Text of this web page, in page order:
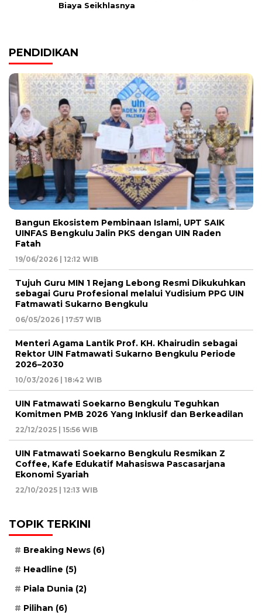
Biaya Seikhlasnya
PENDIDIKAN
Bangun Ekosistem Pembinaan Islami, UPT SAIK
UINFAS Bengkulu Jalin PKS dengan UIN Raden
Fatah
19/06/2026 | 12:12 WIB
Tujuh Guru MIN 1 Rejang Lebong Resmi Dikukuhkan
sebagai Guru Profesional melalui Yudisium PPG UIN
Fatmawati Sukarno Bengkulu
06/05/2026 | 17:57 WIB
Menteri Agama Lantik Prof. KH. Khairudin sebagai
Rektor UIN Fatmawati Sukarno Bengkulu Periode
2026–2030
10/03/2026 | 18:42 WIB
UIN Fatmawati Soekarno Bengkulu Teguhkan
Komitmen PMB 2026 Yang Inklusif dan Berkeadilan
22/12/2025 | 15:56 WIB
UIN Fatmawati Soekarno Bengkulu Resmikan Z
Coffee, Kafe Edukatif Mahasiswa Pascasarjana
Ekonomi Syariah
22/10/2025 | 12:13 WIB
TOPIK TERKINI
Breaking News (6)
Headline (5)
Piala Dunia (2)
Pilihan (6)